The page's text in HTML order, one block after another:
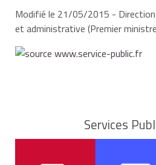
Participation de la
Modifié le 21/05/2015 -
et administrative (Premier
Services